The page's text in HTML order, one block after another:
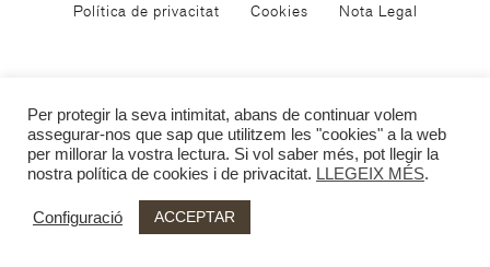
Política de privacitat Cookies Nota Legal
Per protegir la seva intimitat, abans de continuar volem
assegurar-nos que sap que utilitzem les "cookies" a la web
per millorar la vostra lectura. Si vol saber més, pot llegir la
nostra política de cookies i de privacitat. LLEGEIX MÉS.
Configuració ACCEPTAR